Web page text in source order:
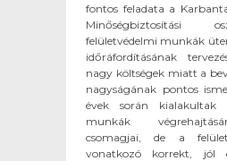
fontos feladata a
Minőségbiztosítási
felületvédelmi munkák
időráfordításának
nagy költségek miatt a
nagyságának pontos
évek során kialakultak
munkák
csomagjai, de a
vonatkozó korrekt, jól